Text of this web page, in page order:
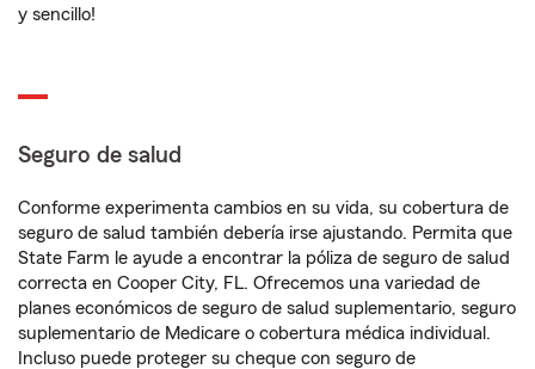
y sencillo!
Seguro de salud
Conforme experimenta cambios en su vida, su cobertura de
seguro de salud también debería irse ajustando. Permita que
State Farm le ayude a encontrar la póliza de seguro de salud
correcta en Cooper City, FL. Ofrecemos una variedad de
planes económicos de seguro de salud suplementario, seguro
suplementario de Medicare o cobertura médica individual.
Incluso puede proteger su cheque con seguro de